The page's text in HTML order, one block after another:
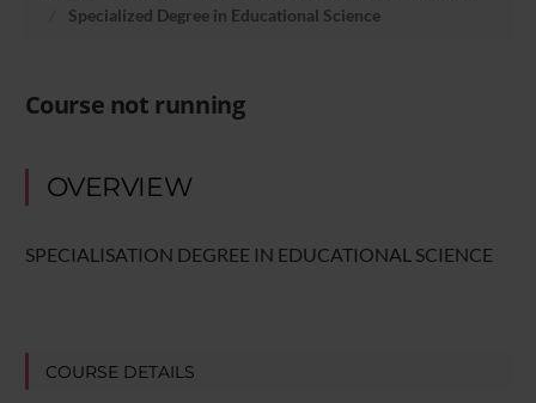
Specialized Degree in Educational Science
Course not running
OVERVIEW
SPECIALISATION DEGREE IN EDUCATIONAL SCIENCE
COURSE DETAILS